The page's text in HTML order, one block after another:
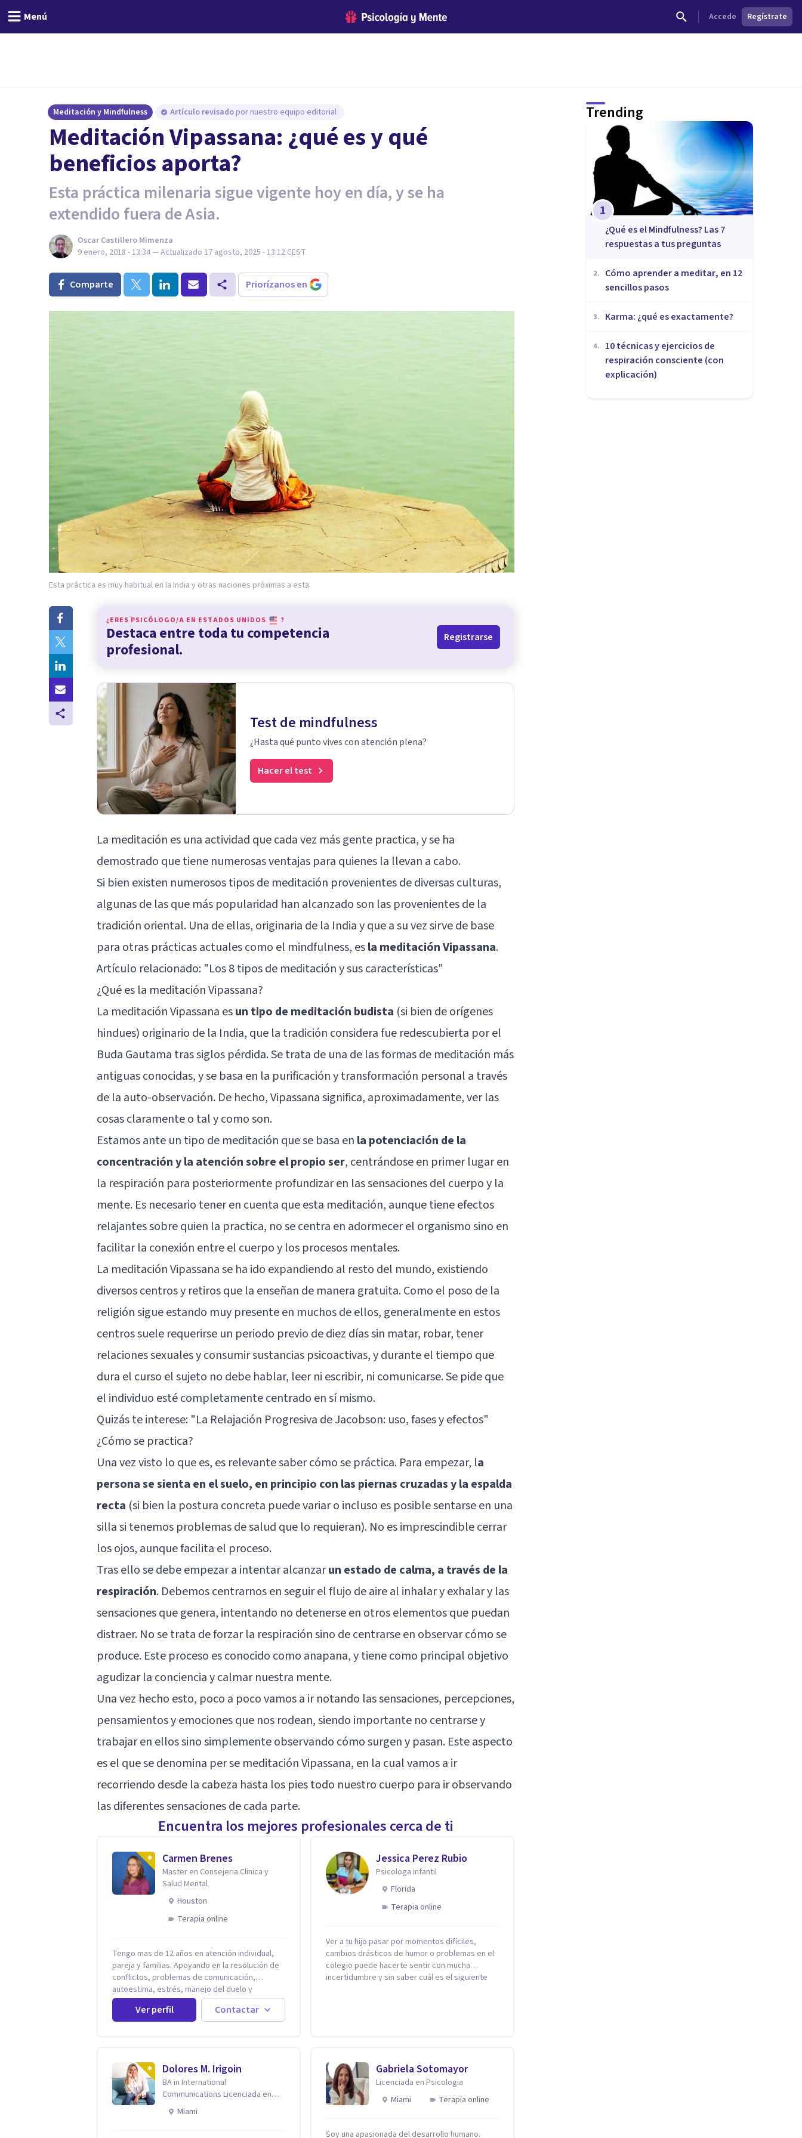
Menú Accede Regístrate
Meditación y Mindfulness Artículo revisado por nuestro equipo editorial
Meditación Vipassana: ¿qué es y qué
beneficios aporta?
Esta práctica milenaria sigue vigente hoy en día, y se ha
extendido fuera de Asia.
Oscar Castillero Mimenza
9 enero, 2018 - 13:34— Actualizado 17 agosto, 2025 - 13:12 CEST
Comparte Priorízanos en
Esta práctica es muy habitual en la India y otras naciones próximas a esta.
¿ERES PSICÓLOGO/A EN ESTADOS UNIDOS ?
Destaca entre toda tu competencia
profesional.
Registrarse
Test de mindfulness
¿Hasta qué punto vives con atención plena?
Hacer el test
La meditación es una actividad que cada vez más gente practica, y se ha
demostrado que tiene numerosas ventajas para quienes la llevan a cabo.
Si bien existen numerosos tipos de meditación provenientes de diversas culturas,
algunas de las que más popularidad han alcanzado son las provenientes de la
tradición oriental. Una de ellas, originaria de la India y que a su vez sirve de base
para otras prácticas actuales como el mindfulness, esla meditación Vipassana.
Artículo relacionado: "Los 8 tipos de meditación y sus características"
¿Qué es la meditación Vipassana?
La meditación Vipassana esun tipo de meditación budista (si bien de orígenes
hindues) originario de la India, que la tradición considera fue redescubierta por el
Buda Gautama tras siglos pérdida. Se trata de una de las formas de meditación más
antiguas conocidas, y se basa en la purificación y transformación personal a través
de la auto-observación. De hecho, Vipassana significa, aproximadamente, ver las
cosas claramente o tal y como son.
Estamos ante un tipo de meditación que se basa en la potenciación de la
concentración y la atención sobre el propio ser, centrándose en primer lugar en
la respiración para posteriormente profundizar en las sensaciones del cuerpo y la
mente. Es necesario tener en cuenta que esta meditación, aunque tiene efectos
relajantes sobre quien la practica, no se centra en adormecer el organismo sino en
facilitar la conexión entre el cuerpo y los procesos mentales.
La meditación Vipassana se ha ido expandiendo al resto del mundo, existiendo
diversos centros y retiros que la enseñan de manera gratuita. Como el poso de la
religión sigue estando muy presente en muchos de ellos, generalmente en estos
centros suele requerirse un periodo previo de diez días sin matar, robar, tener
relaciones sexuales y consumir sustancias psicoactivas, y durante el tiempo que
dura el curso el sujeto no debe hablar, leer ni escribir, ni comunicarse. Se pide que
el individuo esté completamente centrado en sí mismo.
Quizás te interese: "La Relajación Progresiva de Jacobson: uso, fases y efectos"
¿Cómo se practica?
Una vez visto lo que es, es relevante saber cómo se práctica. Para empezar, la
persona se sienta en el suelo, en principio con las piernas cruzadas y la espalda
recta (si bien la postura concreta puede variar o incluso es posible sentarse en una
silla si tenemos problemas de salud que lo requieran). No es imprescindible cerrar
los ojos, aunque facilita el proceso.
Tras ello se debe empezar a intentar alcanzarun estado de calma, a través de la
respiración. Debemos centrarnos en seguir el flujo de aire al inhalar y exhalar y las
sensaciones que genera, intentando no detenerse en otros elementos que puedan
distraer. No se trata de forzar la respiración sino de centrarse en observar cómo se
produce. Este proceso es conocido como anapana, y tiene como principal objetivo
agudizar la conciencia y calmar nuestra mente.
Una vez hecho esto, poco a poco vamos a ir notando las sensaciones, percepciones,
pensamientos y emociones que nos rodean, siendo importante no centrarse y
trabajar en ellos sino simplemente observando cómo surgen y pasan. Este aspecto
es el que se denomina per se meditación Vipassana, en la cual vamos a ir
recorriendo desde la cabeza hasta los pies todo nuestro cuerpo para ir observando
las diferentes sensaciones de cada parte.
Encuentra los mejores profesionales cerca de ti
Carmen Brenes
Master en Consejeria Clinica y
Salud Mental
Houston
Terapia online
Tengo mas de 12 años en atención individual,
pareja y familias. Apoyando en la resolución de
conflictos, problemas de comunicación,
autoestima, estrés, manejo del duelo y
personas con ansiedad y depresión, así como
problemas de conducta y comportamiento.
Desarrollo de personas maximizando su
vital para la vida de cada uno tener su propia
vision.
Ver perfil Contactar
Jessica Perez Rubio
Psicologa infantil
Florida
Terapia online
Ver a tu hijo pasar por momentos difíciles,
cambios drásticos de humor o problemas en el
colegio puede hacerte sentir con mucha
incertidumbre y sin saber cuál es el siguiente
adaptadas a la edad de cada menor, dejando de
lado las etiquetas y los tecnicismos. Mi forma
de trabajar se centra en entender las
emociones que hay detrás del comportamiento,
ayudándoles a desarrollar la confianza
fortaleciendo la comunicación entre ustedes.
Dolores M. Irigoin
BA in International
Communications Licenciada en
Psicologia Filosofia China en
Harvard
Miami
Gabriela Sotomayor
Licenciada en Psicologia
Miami
Terapia online
Soy una apasionada del desarrollo humano.
Trending
1
¿Qué es el Mindfulness? Las 7
respuestas a tus preguntas
2.
Cómo aprender a meditar, en 12
sencillos pasos
3. ​Karma: ¿qué es exactamente?
4.
10 técnicas y ejercicios de
respiración consciente (con
explicación)